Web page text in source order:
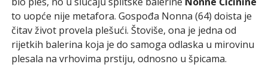
to uopće nije metafora. Gospođa Nonna (64) doista je
čitav život provela plešući. Štoviše, ona je jedna od
rijetkih balerina koja je do samoga odlaska u mirovinu
plesala na vrhovima prstiju, odnosno u špicama.